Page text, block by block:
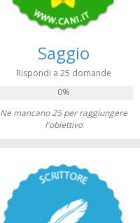
Saggio
Rispondi a 25 domande
0%
Ne mancano 25 per raggiungere
l'obiettivo